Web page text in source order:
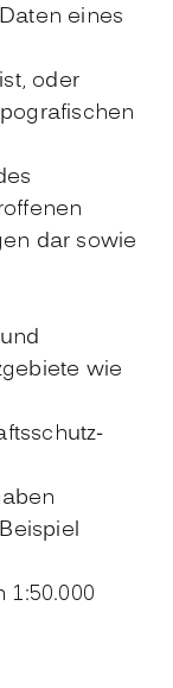
eines
oder
dar sowie
wie